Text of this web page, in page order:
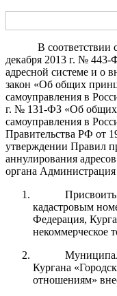
В соответствии
декабря 2013 г. № 443-
адресной системе и о
закон «Об общих
самоуправления в
г. № 131-ФЗ «Об общих
самоуправления в
Правительства РФ от
утверждении Правил
аннулирования
органа Администрация
Присвоить
кадастровым
Федерация,
некоммерческое
Кургана
отношениям»